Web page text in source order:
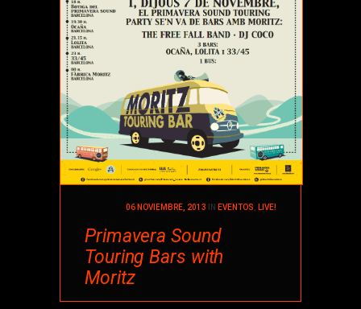
06 NOVIEMBRE, 2013 IN EVENTOS LIVE!
Primavera Sound
Touring Bars with
Moritz